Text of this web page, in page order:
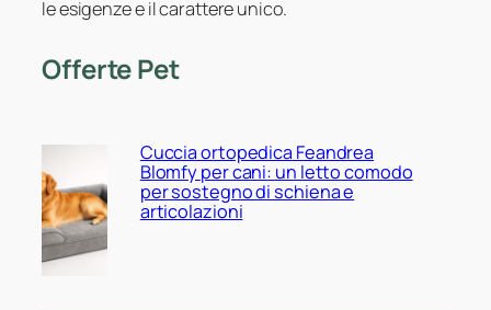
le esigenze e il carattere unico.
Offerte Pet
Cuccia ortopedica Feandrea
Blomfy per cani: un letto comodo
per sostegno di schiena e
articolazioni